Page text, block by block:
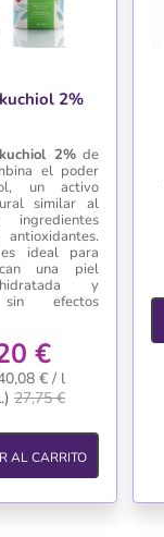
2%
2%de
el poder
un activo
similar al
ideal para
una piel
y
efectos
€
€ / l
27,75 €
AL CARRITO